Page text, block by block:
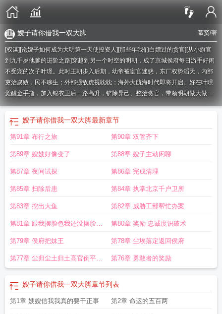
慕贤/著
嫂子请你借我一双大脚
[权谋][论嫂子如何成为大明第一天使投资人][那些年我们白嫖过的贪官][从小旗官
到九千岁他爹的进阶之路]穿越到另一个时空的明朝，成了京城侯府每日游手好闲
不受宠的次子叶璟。此时王朝步入后期，幼帝被宦官迷惑，东厂权势滔天，内部
吏治腐败，民不聊生；外部强敌虎视眈眈；海外大航海时代即将开启。好在叶璟
觉醒金手指，加入锦衣卫后一路高升，铲除异己、整治贪官，带领明朝做大做
强，再创辉煌。当海上传来佛郎机炮响，叶璟拎着绣春刀登上宝船：郑和没打完
的仗我接着打，但先说好抢来的黄金先扣五百两！他的目标很纯粹：用《大明
律》感化海盗，把司礼监哭坟业务拓展到北海道，让锦衣卫诏狱KPI冲上西洋！
子嫂子借你一双小手
嫂子借你一双巧手歌曲嫂子借我一双大手
借我五百两嫂子 借你一双大脚 嫂子嫂子借你一双小手是什么歌
身板嫂子借我种生孩子 我当个锦衣卫可以吗
嫂子请你借我一双大脚最新章节
第91章 布行之旅 第90章 双管齐下
第89章 嫂嫂好像变了 第88章 嫂子主动闲聊
第87章 夜间试探 第86章 完成清理
第85章 扫除后患 第84章 执掌北京千户卫所
第83章 挖出大鱼 第82章 威胁工部帮忙办案
第81章 跟我摆脸色我还没摆脸色
呢
第80章 奖励 忠诚度识破术
第79章 侯府把妹王 第78章 尘埃落定返回侯府
第77章 尘归尘土归土高官倒平民 第76章 勇敢者的奖励
嫂子请你借我一双大脚章节列表
第1章 嫂嫂信我我真的要干正事 第2章 命运的五百两